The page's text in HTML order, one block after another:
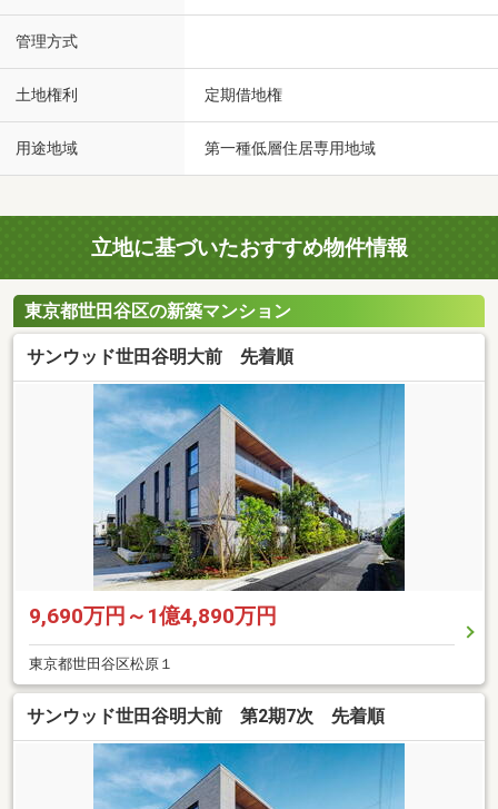
管理方式
土地権利 定期借地権
用途地域 第一種低層住居専用地域
立地に基づいたおすすめ物件情報
東京都世田谷区の新築マンション
サンウッド世田谷明大前 先着順
9,690万円～1億4,890万円
東京都世田谷区松原１
サンウッド世田谷明大前 第2期7次 先着順